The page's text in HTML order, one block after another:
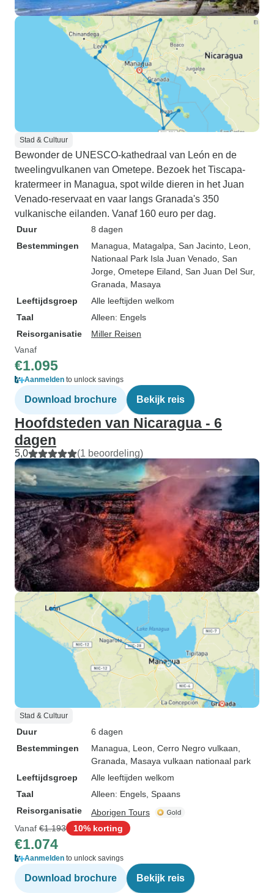
Stad & Cultuur
Bewonder de UNESCO-kathedraal van León en de
tweelingvulkanen van Ometepe. Bezoek het Tiscapa-
kratermeer in Managua, spot wilde dieren in het Juan
Venado-reservaat en vaar langs Granada's 350
vulkanische eilanden. Vanaf 160 euro per dag.
Duur
8 dagen
Bestemmingen
Managua , Matagalpa , San Jacinto , Leon
Nationaal Park Isla Juan Venado , San
Jorge , Ometepe Eiland , San Juan Del Sur,
Granada , Masaya
Leeftijdsgroep
Alle leeftijden welkom
Taal
Alleen: Engels
Reisorganisatie
Miller Reisen
Vanaf
€1.095
Aanmelden to unlock savings
Download brochure Bekijk reis
Hoofdsteden van Nicaragua - 6
dagen
5,0 (1 beoordeling)
Stad & Cultuur
Duur
6 dagen
Bestemmingen
Managua , Leon , Cerro Negro vulkaan
Granada , Masaya vulkaan nationaal park
Leeftijdsgroep
Alle leeftijden welkom
Taal
Alleen: Engels, Spaans
Reisorganisatie
Aborigen Tours
Vanaf €1.193 10% korting
€1.074
Aanmelden to unlock savings
Download brochure Bekijk reis